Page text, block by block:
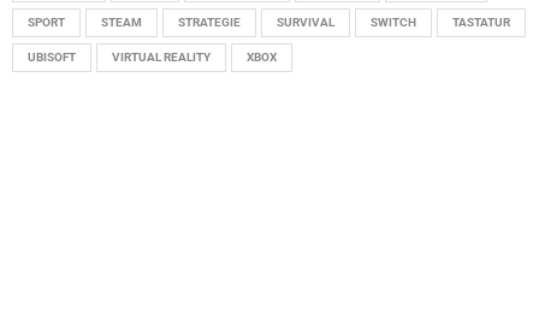
SPORT STEAM STRATEGIE SURVIVAL SWITCH TASTATUR
UBISOFT VIRTUAL REALITY XBOX